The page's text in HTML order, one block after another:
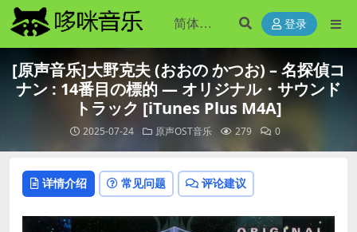
登录
[原声音乐]大野克夫 (おおの かつお) – 名探偵コ
ナン : 14番目の標的 ― オリジナル・サウンド
トラック [iTunes Plus M4A]
2025-07-24 原声OST音乐 279 0
详情介绍 常见问题 评论建议